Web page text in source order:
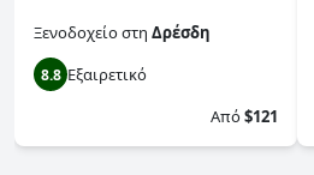
Ξενοδοχείοστη Δρέσδη
8.8 Εξαιρετικό
Από$121